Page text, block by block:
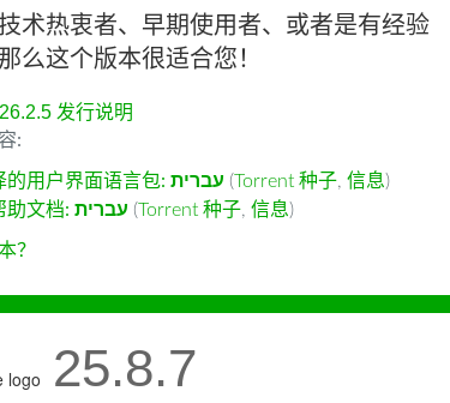
术热衷者、早期使用者、或者是有经验
么这个版本很适合您！
发行说明
:
的用户界面语言包: עברית (Torrent 种子, 信息)
助文档: עברית (Torrent 种子, 信息)
？
25.8.7